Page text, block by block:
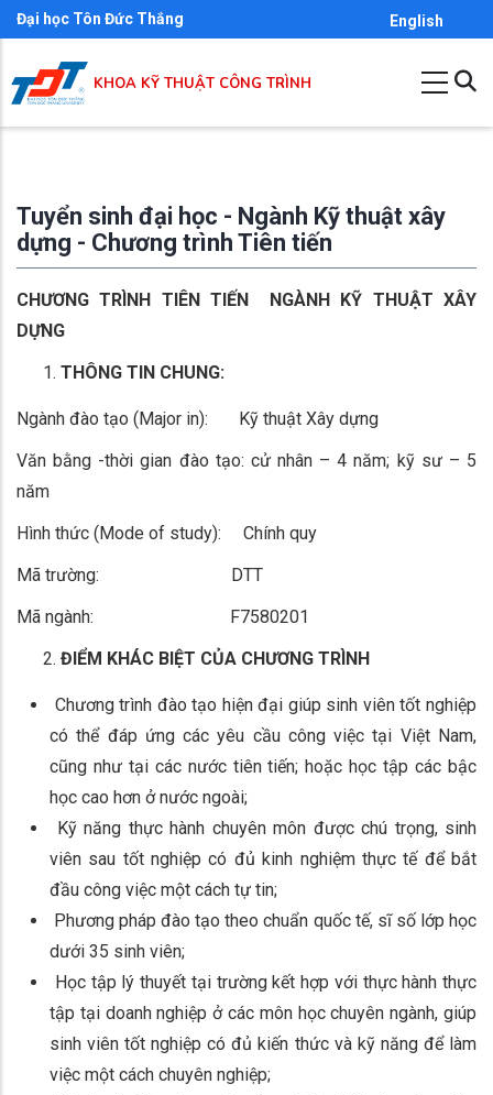
Skip
to
main
content
Đại học Tôn Đức Thắng English
KHOA KỸ THUẬT CÔNG TRÌNH
Tuyển sinh đại học - Ngành Kỹ thuật xây
dựng - Chương trình Tiên tiến
CHƯƠNG TRÌNH TIÊN TIẾN NGÀNH KỸ THUẬT XÂY
DỰNG
THÔNG TIN CHUNG:
Ngành đào tạo (Major in): Kỹ thuật Xây dựng
Văn bằng -thời gian đào tạo: cử nhân – 4 năm; kỹ sư – 5
năm
Hình thức (Mode of study): Chính quy
Mã trường: DTT
Mã ngành: F7580201
ĐIỂM KHÁC BIỆT CỦA CHƯƠNG TRÌNH
Chương trình đào tạo hiện đại giúp sinh viên tốt nghiệp
có thể đáp ứng các yêu cầu công việc tại Việt Nam,
cũng như tại các nước tiên tiến; hoặc học tập các bậc
học cao hơn ở nước ngoài;
Kỹ năng thực hành chuyên môn được chú trọng, sinh
viên sau tốt nghiệp có đủ kinh nghiệm thực tế để bắt
đầu công việc một cách tự tin;
Phương pháp đào tạo theo chuẩn quốc tế, sĩ số lớp học
dưới 35 sinh viên;
Học tập lý thuyết tại trường kết hợp với thực hành thực
tập tại doanh nghiệp ở các môn học chuyên ngành, giúp
sinh viên tốt nghiệp có đủ kiến thức và kỹ năng để làm
việc một cách chuyên nghiệp;